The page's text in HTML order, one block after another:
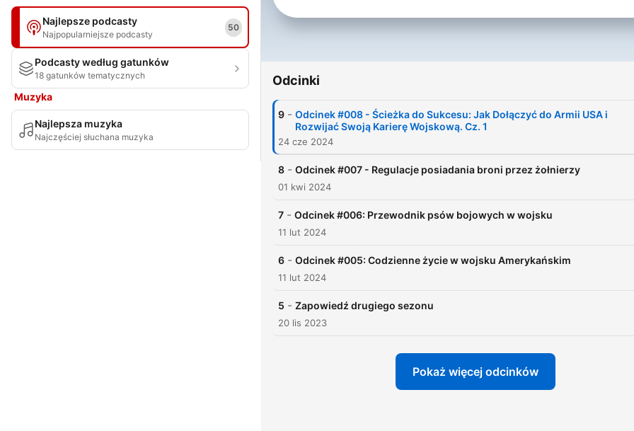
Najlepsze podcasty
Najpopularniejsze podcasty
50
Podcasty według gatunków
18 gatunków tematycznych
Muzyka
Najlepsza muzyka
Najczęściej słuchana muzyka
oraz zaproszonych gości,
doświadczeniami.
dołączeniu do wojska, czy
jesteś ciekawy, co dzieje
Ciebie. Dołącz do nas,
Odcinki
9 - Odcinek #008 - Ścieżka do Sukcesu: Jak Dołączyć do Armii USA i
Rozwijać Swoją Karierę Wojskową. Cz. 1
24 cze 2024
8 - Odcinek #007 - Regulacje posiadania broni przez żołnierzy
01 kwi 2024
7 - Odcinek #006: Przewodnik psów bojowych w wojsku
11 lut 2024
6 - Odcinek #005: Codzienne życie w wojsku Amerykańskim
11 lut 2024
5 - Zapowiedź drugiego sezonu
20 lis 2023
Pokaż więcej odcinków